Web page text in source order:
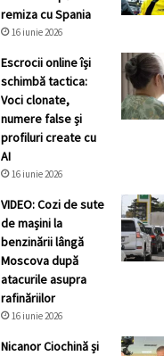
remiza cu Spania
16 iunie 2026
Escrocii online își
schimbă tactica:
Voci clonate,
numere false și
profiluri create cu
AI
16 iunie 2026
VIDEO: Cozi de sute
de mașini la
benzinării lângă
Moscova după
atacurile asupra
rafinăriilor
16 iunie 2026
Nicanor Ciochină și